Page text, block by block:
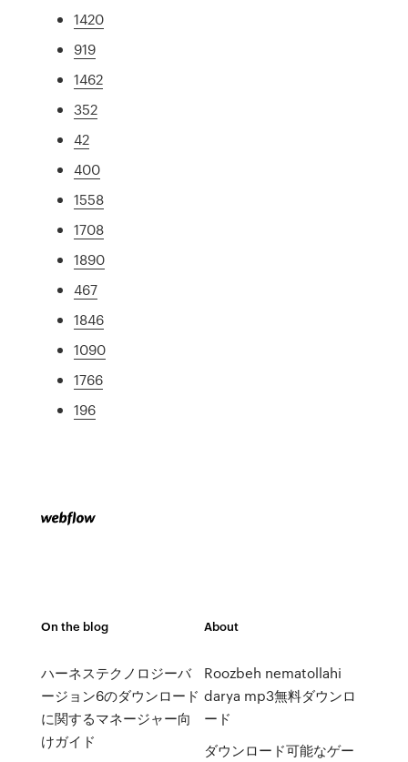
1420
919
1462
352
42
400
1558
1708
1890
467
1846
1090
1766
196
On the blog
ハーネステクノロジーバ
ージョン6のダウンロード
に関するマネージャー向
けガイド
About
Roozbeh nematollahi
darya mp3無料ダウンロ
ード
ダウンロード可能なゲー